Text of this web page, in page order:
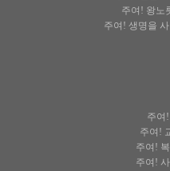
주여! 왕노
주여! 생명을
주여
주여!
주여!
주여!